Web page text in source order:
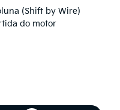
(Shift by Wire)
do motor